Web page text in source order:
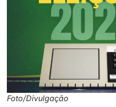
Foto/Divulgação